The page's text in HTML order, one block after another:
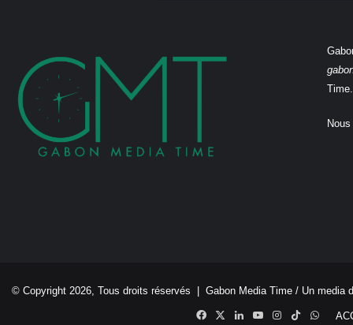
Time.
© Copyright 2026, Tous droits réservés | Gabon Media Time / Un media
Facebook
X LinkedinYouTubeInstagram
TikTok